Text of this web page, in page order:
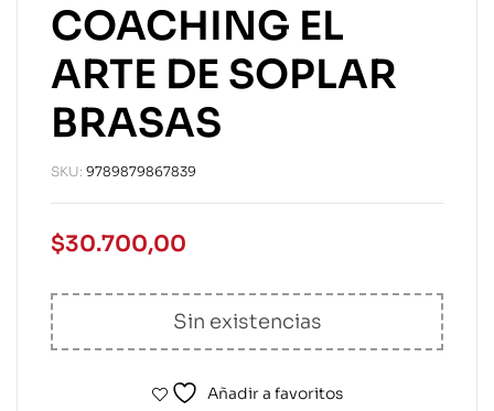
COACHING EL
ARTE DE SOPLAR
BRASAS
SKU: 9789879867839
$30.700,00
Sin existencias
Añadir a favoritos